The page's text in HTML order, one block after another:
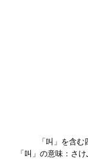
「叫」を含
「叫」の意味：さ